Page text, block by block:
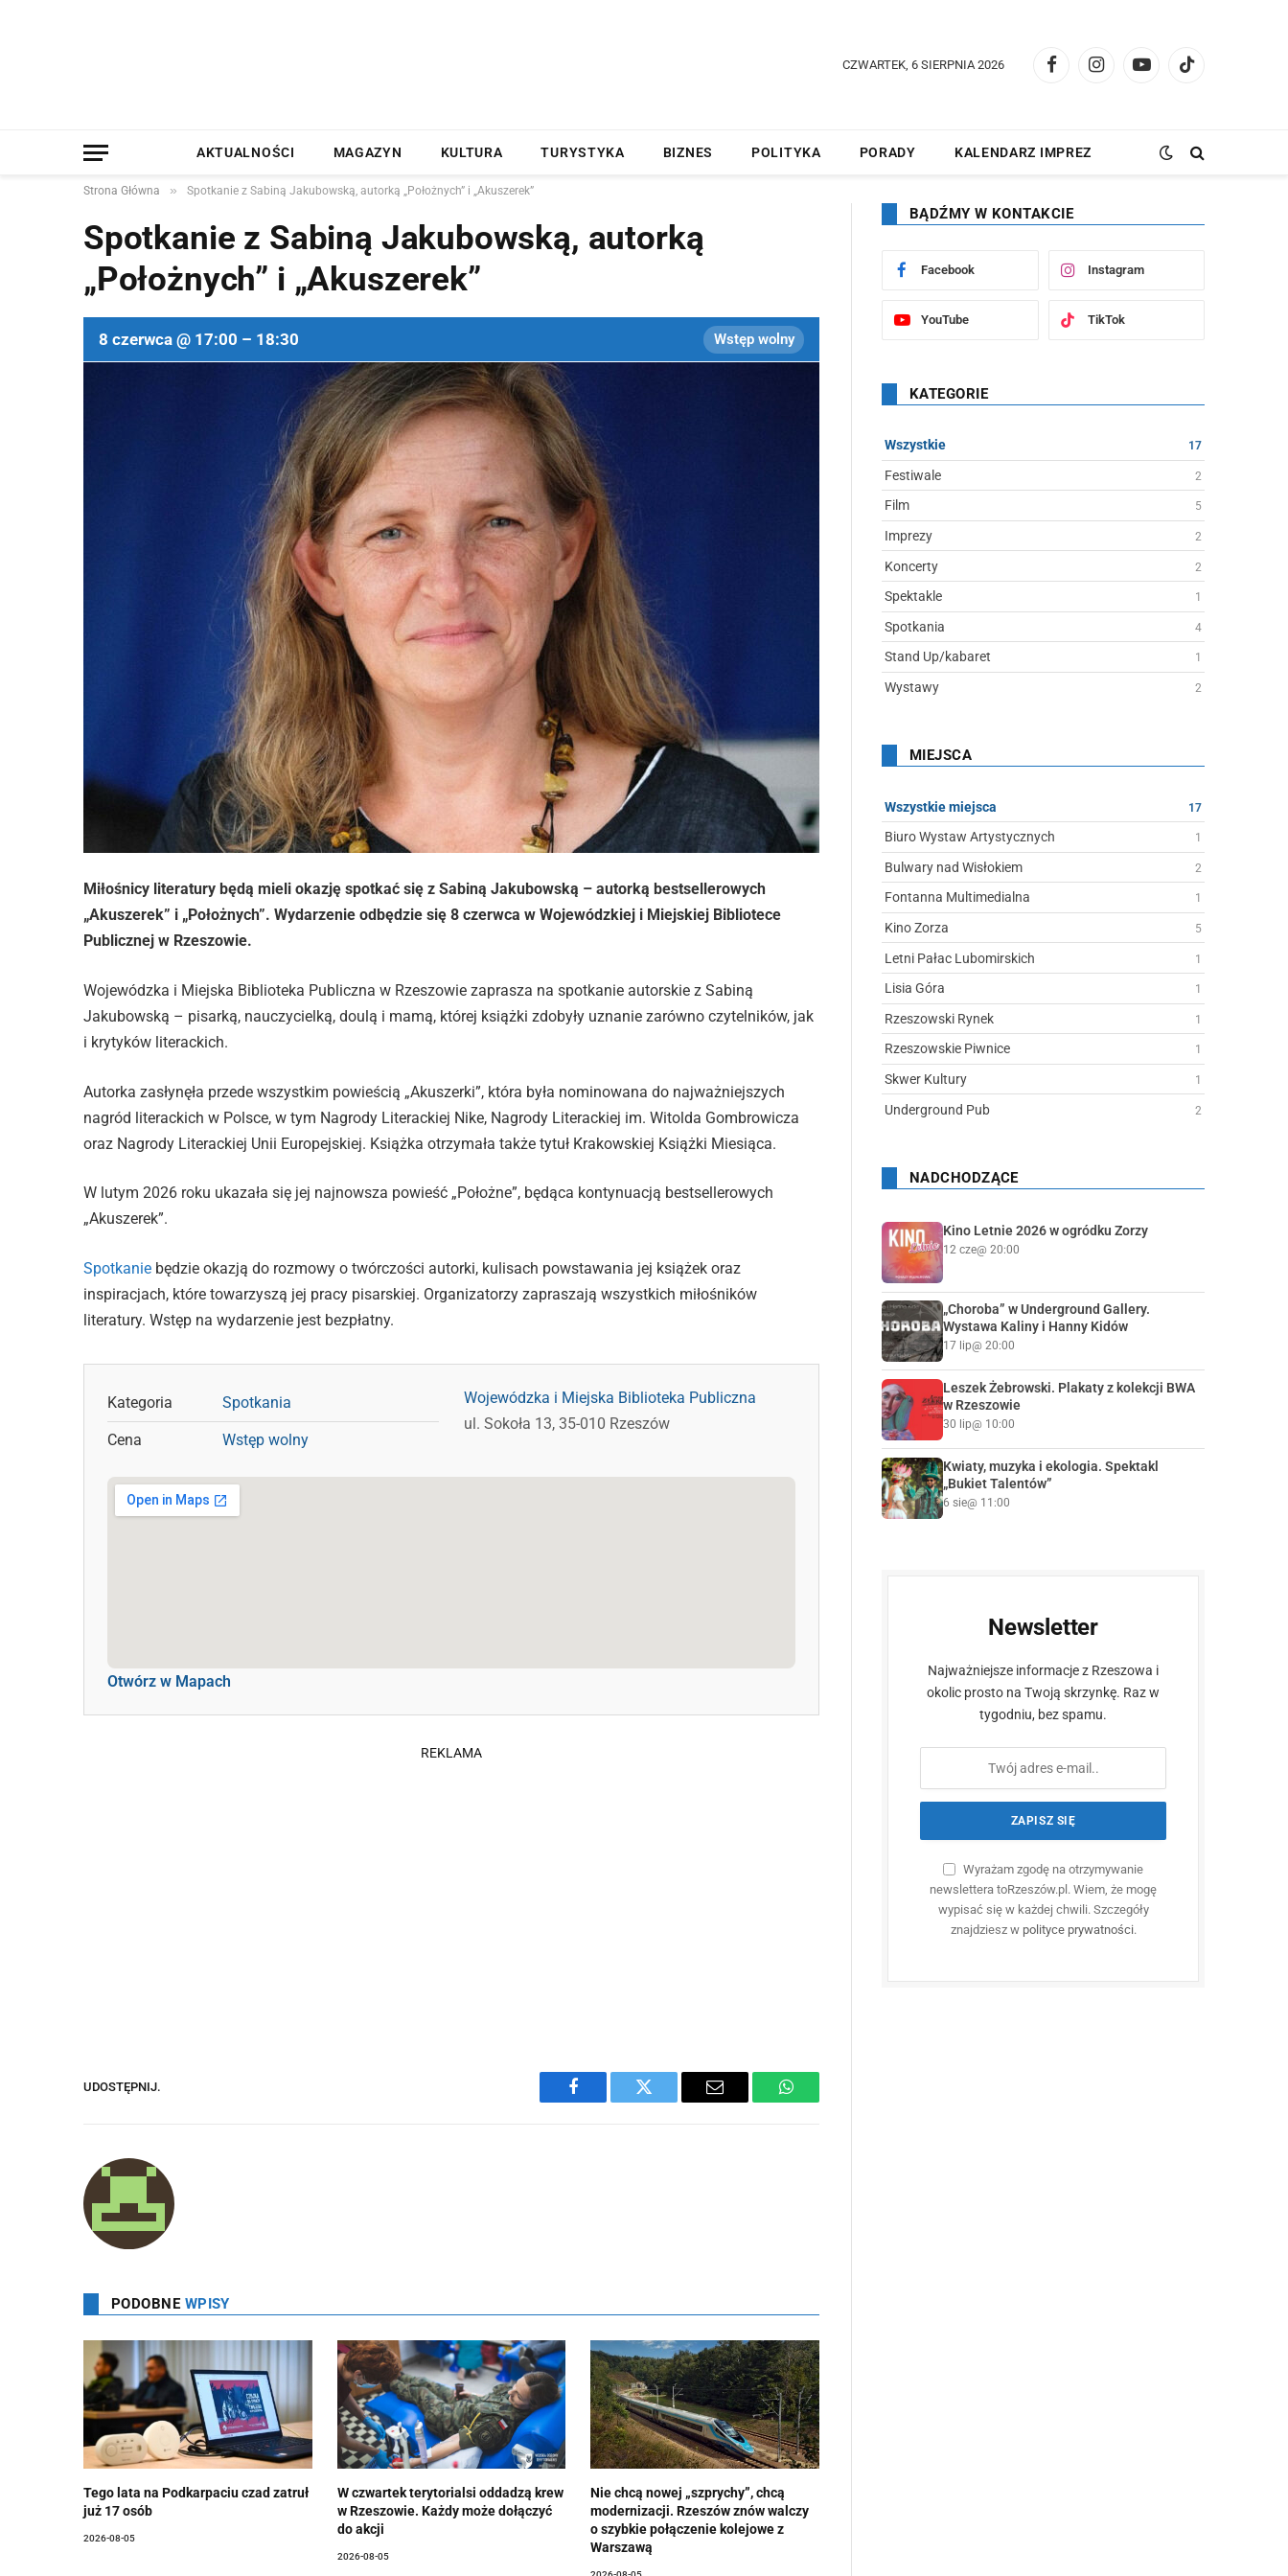
CZWARTEK, 6 SIERPNIA 2026
FacebookInstagramYouTubeTikTok
AKTUALNOŚCI MAGAZYN KULTURA TURYSTYKA BIZNES POLITYKA PORADY KALENDARZ IMPREZ
Strona Główna » Spotkanie z Sabiną Jakubowską, autorką „Położnych” i „Akuszerek”
Spotkanie z Sabiną Jakubowską, autorką
„Położnych” i „Akuszerek”
8 czerwca @ 17:00 – 18:30 Wstęp wolny
Miłośnicy literatury będą mieli okazję spotkać się z Sabiną Jakubowską – autorką bestsellerowych
„Akuszerek” i „Położnych”. Wydarzenie odbędzie się 8 czerwca w Wojewódzkiej i Miejskiej Bibliotece
Publicznej w Rzeszowie.
Wojewódzka i Miejska Biblioteka Publiczna w Rzeszowie zaprasza na spotkanie autorskie z Sabiną
Jakubowską – pisarką, nauczycielką, doulą i mamą, której książki zdobyły uznanie zarówno czytelników, jak
i krytyków literackich.
Autorka zasłynęła przede wszystkim powieścią „Akuszerki”, która była nominowana do najważniejszych
nagród literackich w Polsce, w tym Nagrody Literackiej Nike, Nagrody Literackiej im. Witolda Gombrowicza
oraz Nagrody Literackiej Unii Europejskiej. Książka otrzymała także tytuł Krakowskiej Książki Miesiąca.
W lutym 2026 roku ukazała się jej najnowsza powieść „Położne”, będąca kontynuacją bestsellerowych
„Akuszerek”.
Spotkanie będzie okazją do rozmowy o twórczości autorki, kulisach powstawania jej książek oraz
inspiracjach, które towarzyszą jej pracy pisarskiej. Organizatorzy zapraszają wszystkich miłośników
literatury. Wstęp na wydarzenie jest bezpłatny.
Kategoria Spotkania
Cena Wstęp wolny
Wojewódzka i Miejska Biblioteka Publiczna
ul. Sokoła 13, 35-010 Rzeszów
Otwórz w Mapach
REKLAMA
UDOSTĘPNIJ.
Facebook Twitter Email WhatsApp
PODOBNE WPISY
Tego lata na Podkarpaciu czad zatruł
już 17 osób
2026-08-05
W czwartek terytorialsi oddadzą krew
w Rzeszowie. Każdy może dołączyć
do akcji
2026-08-05
Nie chcą nowej „szprychy”, chcą
modernizacji. Rzeszów znów walczy
o szybkie połączenie kolejowe z
Warszawą
BĄDŹMY W KONTAKCIE
Facebook Instagram
YouTube TikTok
KATEGORIE
Wszystkie 17
Festiwale 2
Film 5
Imprezy 2
Koncerty 2
Spektakle 1
Spotkania 4
Stand Up/kabaret 1
Wystawy 2
MIEJSCA
Wszystkie miejsca 17
Biuro Wystaw Artystycznych 1
Bulwary nad Wisłokiem 2
Fontanna Multimedialna 1
Kino Zorza 5
Letni Pałac Lubomirskich 1
Lisia Góra 1
Rzeszowski Rynek 1
Rzeszowskie Piwnice 1
Skwer Kultury 1
Underground Pub 2
NADCHODZĄCE
Kino Letnie 2026 w ogródku Zorzy
12 cze@ 20:00
„Choroba” w Underground Gallery.
Wystawa Kaliny i Hanny Kidów
17 lip@ 20:00
Leszek Żebrowski. Plakaty z kolekcji BWA
w Rzeszowie
30 lip@ 10:00
Kwiaty, muzyka i ekologia. Spektakl
„Bukiet Talentów”
6 sie@ 11:00
Newsletter
Najważniejsze informacje z Rzeszowa i
okolic prosto na Twoją skrzynkę. Raz w
tygodniu, bez spamu.
Wyrażam zgodę na otrzymywanie
newslettera toRzeszów.pl. Wiem, że mogę
wypisać się w każdej chwili. Szczegóły
znajdziesz w polityce prywatności.